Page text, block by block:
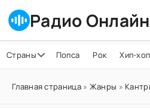
Радио Онлайн
Страны Попса Рок Хип-хоп
Главная страница» Жанры »